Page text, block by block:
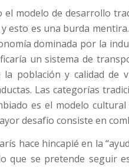
el modelo de desarrollo
esto es una burda
dominada por la
un sistema de
la población y calidad de
Las categorías
es el modelo
desafío consiste en
hace hincapié en la
que se pretende seguir